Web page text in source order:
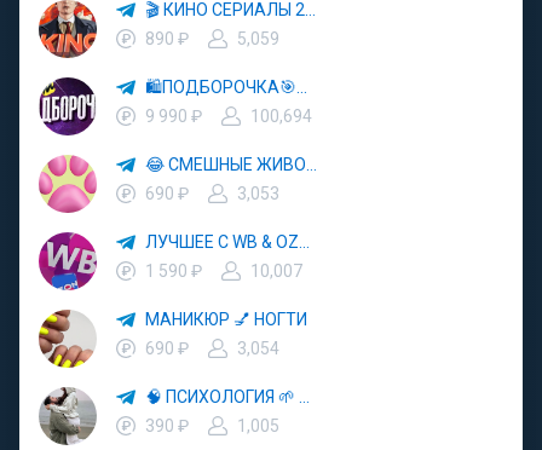
890 ₽
5,059
9 990 ₽
100,694
690 ₽
3,053
1 590 ₽
10,007
МАНИКЮР 💅 НОГТИ
690 ₽
3,054
390 ₽
1,005